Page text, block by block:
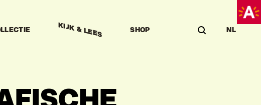
KIJK & LEES SHOP NL